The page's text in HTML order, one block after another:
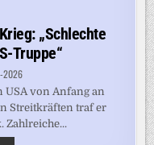
„Schlechte
Truppe“
2026
USA von Anfang an
Streitkräften traf er
Zahlreiche...